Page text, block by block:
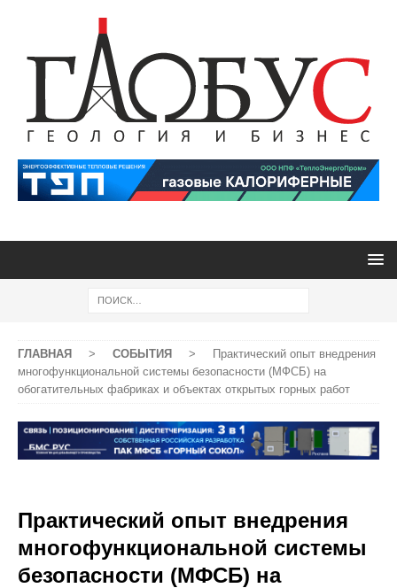
ГЛАВНАЯ > СОБЫТИЯ >
Практический опыт внедрения
многофункциональной системы безопасности (МФСБ) на
обогатительных фабриках и объектах открытых горных работ
Практический опыт внедрения
многофункциональной системы
безопасности (МФСБ) на